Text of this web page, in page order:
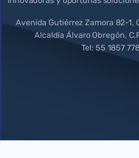
Avenida Gutiérrez Zamora 82-1,
Alcaldía Álvaro Obregón,
Tel: 55 1857